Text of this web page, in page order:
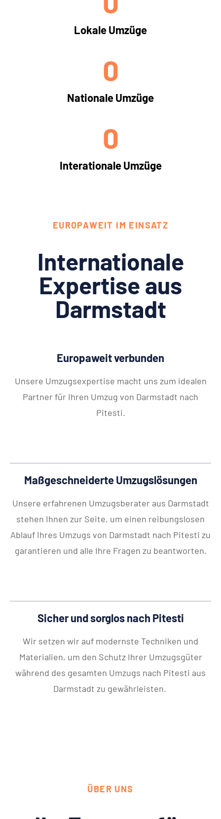
Lokale Umzüge
Nationale Umzüge
0
Interationale Umzüge
0
EUROPAWEIT IM EINSATZ
Internationale
Expertise aus
Darmstadt
Europaweit verbunden
Unsere Umzugsexpertise macht uns zum idealen
Partner für Ihren Umzug von Darmstadt nach
Pitesti.
Maßgeschneiderte Umzugslösungen
Unsere erfahrenen Umzugsberater aus Darmstadt
stehen Ihnen zur Seite, um einen reibungslosen
Ablauf Ihres Umzugs von Darmstadt nach Pitesti zu
garantieren und alle Ihre Fragen zu beantworten.
Sicher und sorglos nach Pitesti
Wir setzen wir auf modernste Techniken und
Materialien, um den Schutz Ihrer Umzugsgüter
während des gesamten Umzugs nach Pitesti aus
Darmstadt zu gewährleisten.
ÜBER UNS